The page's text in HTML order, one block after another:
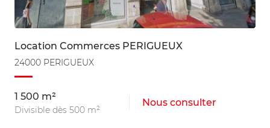
Location Commerces PERIGUEUX
24000 PERIGUEUX
1 500 m²
Divisible dès 500 m²
Nous consulter